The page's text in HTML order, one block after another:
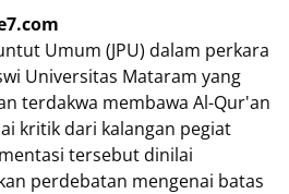
Umum (JPU) dalam perkara
Universitas Mataram yang
terdakwa membawa Al-Qur'an
kritik dari kalangan pegiat
tersebut dinilai
perdebatan mengenai batas